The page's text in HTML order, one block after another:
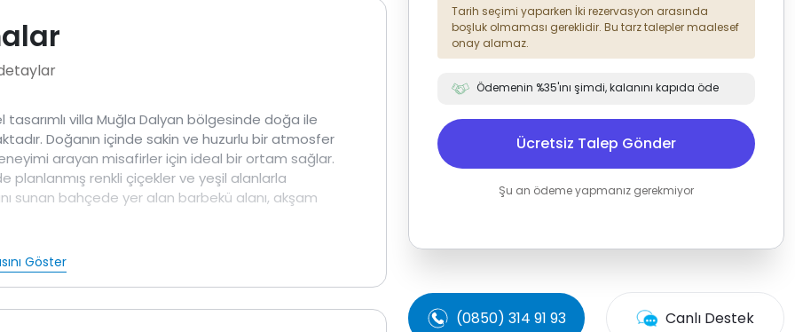
tasarımlı villa Muğla Dalyan bölgesinde doğa ile
Doğanın içinde sakin ve huzurlu bir atmosfer
arayan misafirler için ideal bir ortam sağlar.
planlanmış renkli çiçekler ve yeşil alanlarla
sunan bahçede yer alan barbekü alanı, akşam
yer almaktadır. Üst katta ise ebeveyn banyolu
kapasitesine sahip olan villada özel havuz ve
ücretsiz olarak sunulmaktadır.
Göster
Tarih seçimi yaparken İki rezervasyon arasında
boşluk olmaması gereklidir. Bu tarz talepler maalesef
onay alamaz.
Ödemenin %35'ını şimdi, kalanını kapıda öde
Ücretsiz Talep Gönder
Şu an ödeme yapmanız gerekmiyor
(0850) 314 91 93 Canlı Destek